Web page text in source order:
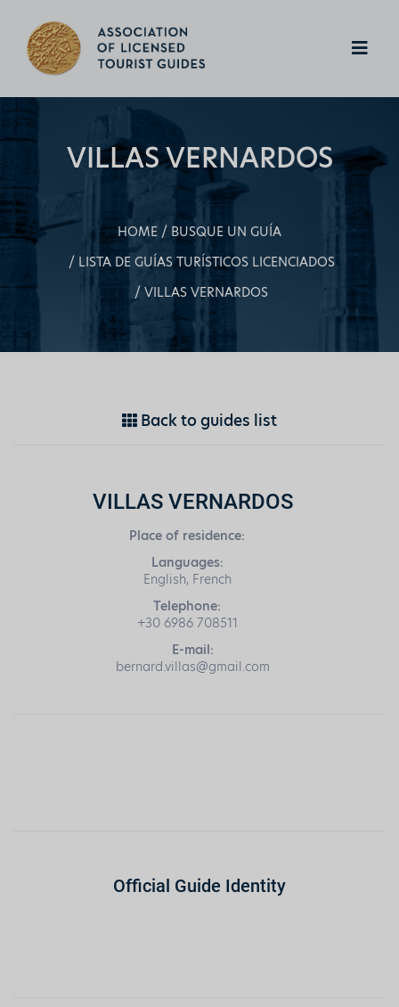
VILLAS VERNARDOS
HOME
BUSQUE UN GUÍA
LISTA DE GUÍAS TURÍSTICOS LICENCIADOS
VILLAS VERNARDOS
Back to guides list
VILLAS VERNARDOS
Place of residence:
Languages:
English, French
Telephone:
+30 6986 708511
E-mail:
bernard.villas@gmail.com
Official Guide Identity